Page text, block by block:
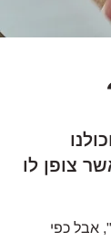
צופן לו
אבל כפי